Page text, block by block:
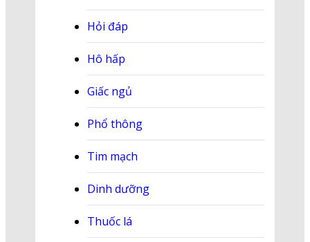
Hỏi đáp
Hô hấp
Giấc ngủ
Phổ thông
Tim mạch
Dinh dưỡng
Thuốc lá